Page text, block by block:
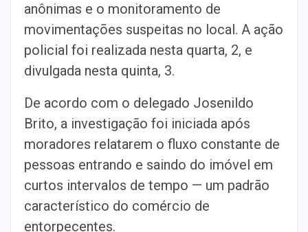
anônimas e o monitoramento de
movimentações suspeitas no local. A ação
policial foi realizada nesta quarta, 2, e
divulgada nesta quinta, 3.
De acordo com o delegado Josenildo
Brito, a investigação foi iniciada após
moradores relatarem o fluxo constante de
pessoas entrando e saindo do imóvel em
curtos intervalos de tempo — um padrão
característico do comércio de
entorpecentes.